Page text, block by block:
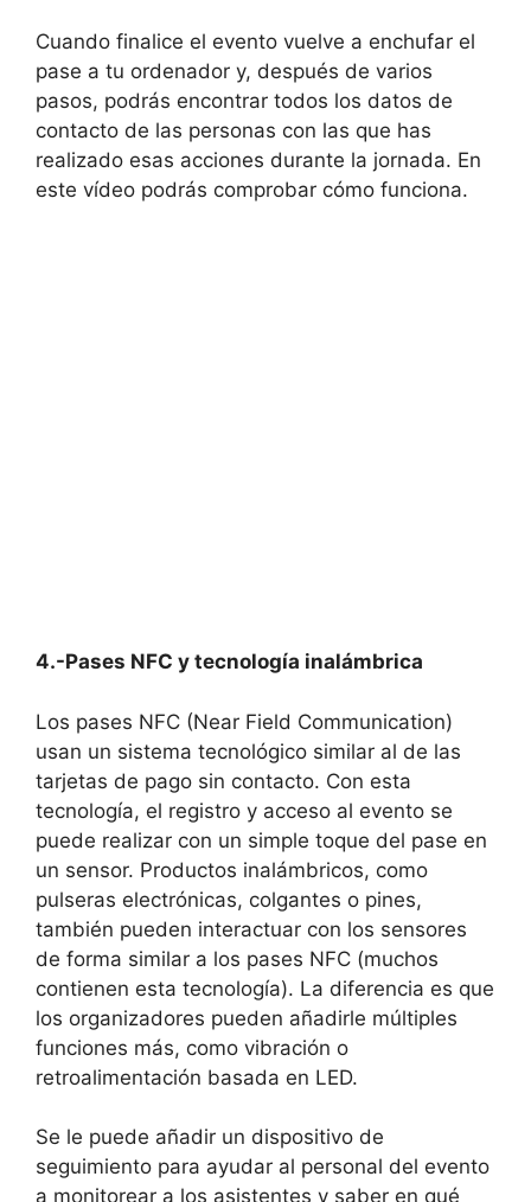
Cuando finalice el evento vuelve a enchufar el
pase a tu ordenador y, después de varios
pasos, podrás encontrar todos los datos de
contacto de las personas con las que has
realizado esas acciones durante la jornada. En
este vídeo podrás comprobar cómo funciona.
4.-Pases NFC y tecnología inalámbrica
Los pases NFC (Near Field Communication)
usan un sistema tecnológico similar al de las
tarjetas de pago sin contacto. Con esta
tecnología, el registro y acceso al evento se
puede realizar con un simple toque del pase en
un sensor. Productos inalámbricos, como
pulseras electrónicas, colgantes o pines,
también pueden interactuar con los sensores
de forma similar a los pases NFC (muchos
contienen esta tecnología). La diferencia es que
los organizadores pueden añadirle múltiples
funciones más, como vibración o
retroalimentación basada en LED.
Se le puede añadir un dispositivo de
seguimiento para ayudar al personal del evento
a monitorear a los asistentes y saber en qué